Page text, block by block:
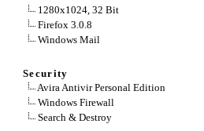
1280x1024, 32 Bit
Firefox 3.0.8
Windows Mail
Security
Avira Antivir Personal Edition
Windows Firewall
Search & Destroy